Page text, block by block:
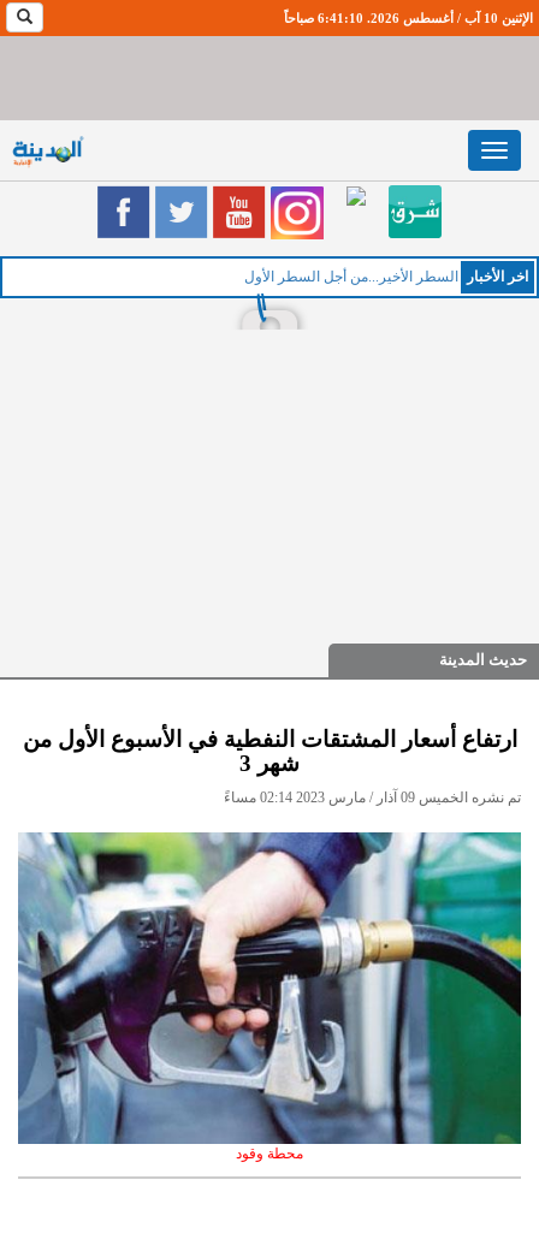
الإثنين 10 آب / أغسطس 2026. 6:41:11 صباحاً
Toggle
navigation
اخر اﻷخبار
حديث المدينة
ارتفاع أسعار المشتقات النفطية في الأسبوع الأول من
شهر 3
تم نشره الخميس 09 آذار / مارس 2023 02:14 مساءً
محطة وقود